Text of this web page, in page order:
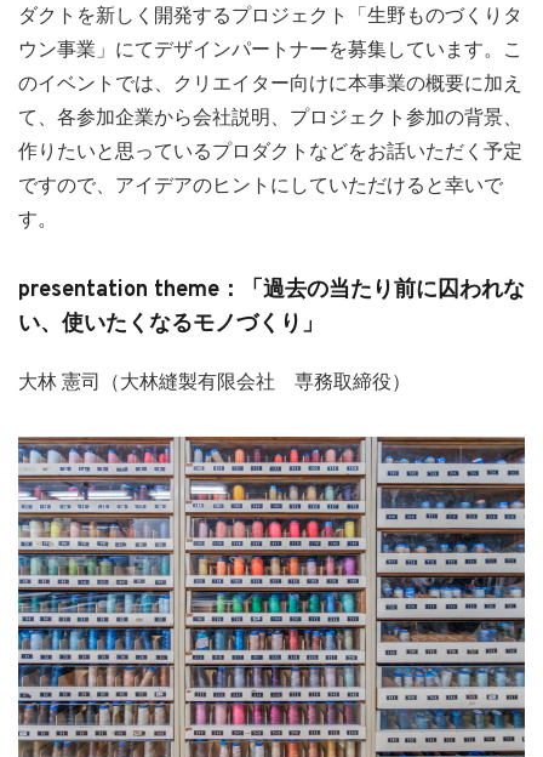
ダクトを新しく開発するプロジェクト「生野ものづくりタ
ウン事業」にてデザインパートナーを募集しています。こ
のイベントでは、クリエイター向けに本事業の概要に加え
て、各参加企業から会社説明、プロジェクト参加の背景、
作りたいと思っているプロダクトなどをお話いただく予定
ですので、アイデアのヒントにしていただけると幸いで
す。
presentation theme：「過去の当たり前に囚われな
い、使いたくなるモノづくり」
大林 憲司（大林縫製有限会社 専務取締役）